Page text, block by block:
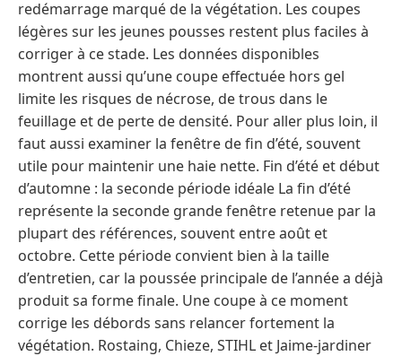
redémarrage marqué de la végétation. Les coupes
légères sur les jeunes pousses restent plus faciles à
corriger à ce stade. Les données disponibles
montrent aussi qu’une coupe effectuée hors gel
limite les risques de nécrose, de trous dans le
feuillage et de perte de densité. Pour aller plus loin, il
faut aussi examiner la fenêtre de fin d’été, souvent
utile pour maintenir une haie nette. Fin d’été et début
d’automne : la seconde période idéale La fin d’été
représente la seconde grande fenêtre retenue par la
plupart des références, souvent entre août et
octobre. Cette période convient bien à la taille
d’entretien, car la poussée principale de l’année a déjà
produit sa forme finale. Une coupe à ce moment
corrige les débords sans relancer fortement la
végétation. Rostaing, Chieze, STIHL et Jaime-jardiner